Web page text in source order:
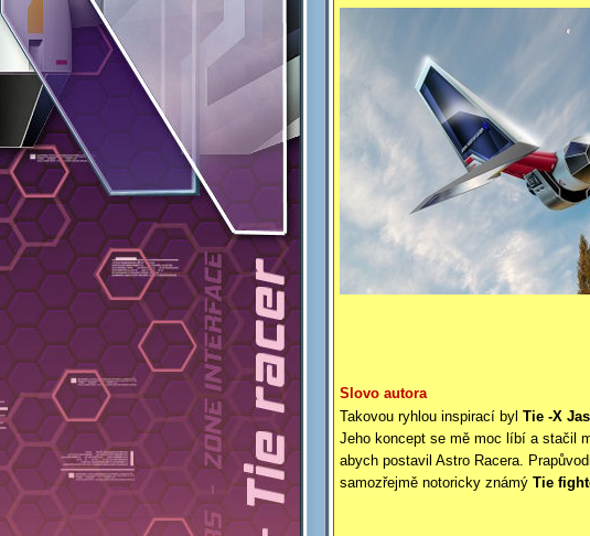
Slovo autora
Takovou ryhlou inspirací byl Tie -X
Jeho koncept se mě moc líbí a stačil
abych postavil Astro Racera.
samozřejmě notoricky známý Tie